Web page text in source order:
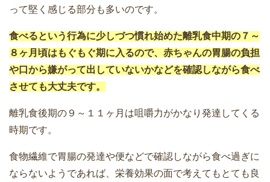
って堅く感じる部分も多いのです。
食べるという行為に少しづつ慣れ始めた離乳食中期の７～
８ヶ月頃はもぐもぐ期に入るので、赤ちゃんの胃腸の負担
や口から嫌がって出していないかなどを確認しながら食べ
させても大丈夫です。
離乳食後期の９～１１ヶ月は咀嚼力がかなり発達してくる
時期です。
食物繊維で胃腸の発達や便などで確認しながら食べ過ぎに
ならないようであれば、栄養効果の面で考えてもとても良